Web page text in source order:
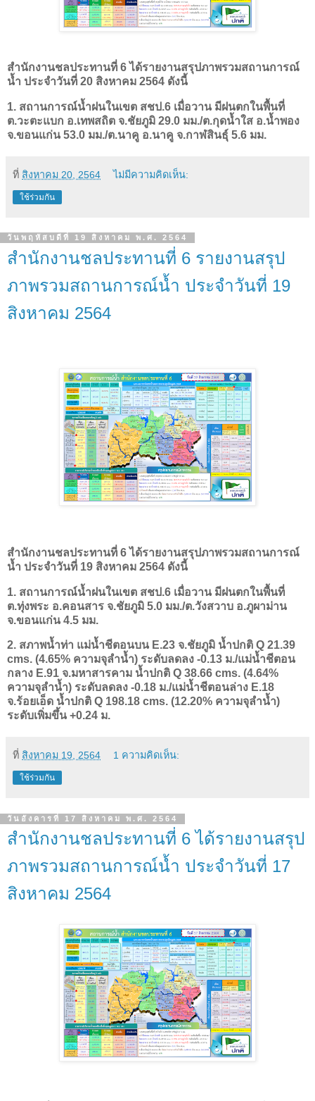
สำนักงานชลประทานที่ 6 ได้รายงานสรุปภาพรวมสถานการณ์
น้ำ ประจำวันที่ 20 สิงหาคม 2564 ดังนี้
1. สถานการณ์น้ำฝนในเขต สชป.6 เมื่อวาน มีฝนตกในพื้นที่
ต.วะตะแบก อ.เทพสถิต จ.ชัยภูมิ 29.0 มม./ต.กุดน้ำใส อ.น้ำพอง
จ.ขอนแก่น 53.0 มม./ต.นาคู อ.นาคู จ.กาฬสินธุ์ 5.6 มม.
ที่ สิงหาคม 20, 2564 ไม่มีความคิดเห็น:
ใช้ร่วมกัน
วันพฤหัสบดีที่ 19 สิงหาคม พ.ศ. 2564
สำนักงานชลประทานที่ 6 รายงานสรุป
ภาพรวมสถานการณ์น้ำ ประจำวันที่ 19
สิงหาคม 2564
สำนักงานชลประทานที่ 6 ได้รายงานสรุปภาพรวมสถานการณ์
น้ำ ประจำวันที่ 19 สิงหาคม 2564 ดังนี้
1. สถานการณ์น้ำฝนในเขต สชป.6 เมื่อวาน มีฝนตกในพื้นที่
ต.ทุ่งพระ อ.คอนสาร จ.ชัยภูมิ 5.0 มม./ต.วังสวาบ อ.ภูผาม่าน
จ.ขอนแก่น 4.5 มม.
2. สภาพน้ำท่า แม่น้ำชีตอนบน E.23 จ.ชัยภูมิ น้ำปกติ Q 21.39
cms. (4.65% ความจุลำน้ำ) ระดับลดลง -0.13 ม./แม่น้ำชีตอน
กลาง E.91 จ.มหาสารคาม น้ำปกติ Q 38.66 cms. (4.64%
ความจุลำน้ำ) ระดับลดลง -0.18 ม./แม่น้ำชีตอนล่าง E.18
จ.ร้อยเอ็ด น้ำปกติ Q 198.18 cms. (12.20% ความจุลำน้ำ)
ระดับเพิ่มขึ้น +0.24 ม.
ที่ สิงหาคม 19, 2564 1 ความคิดเห็น:
ใช้ร่วมกัน
วันอังคารที่ 17 สิงหาคม พ.ศ. 2564
สำนักงานชลประทานที่ 6 ได้รายงานสรุป
ภาพรวมสถานการณ์น้ำ ประจำวันที่ 17
สิงหาคม 2564